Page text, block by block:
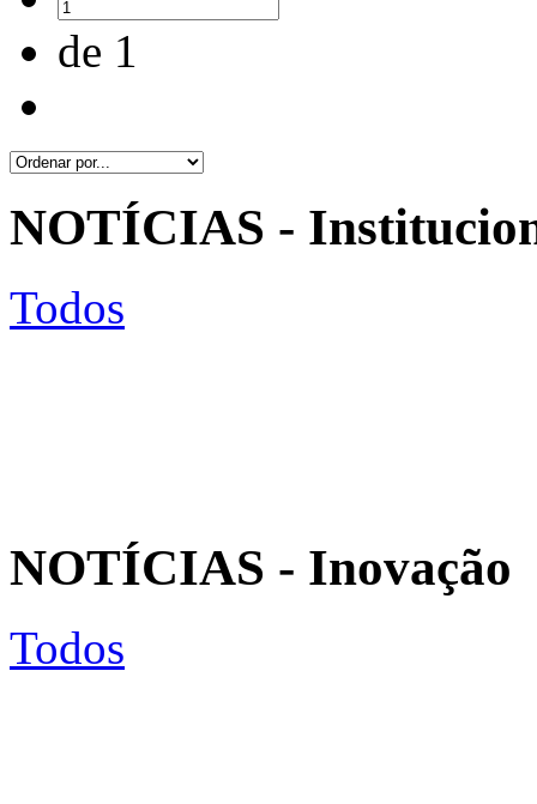
de 1
NOTÍCIAS -
Todos
NOTÍCIAS - Inovação
Todos